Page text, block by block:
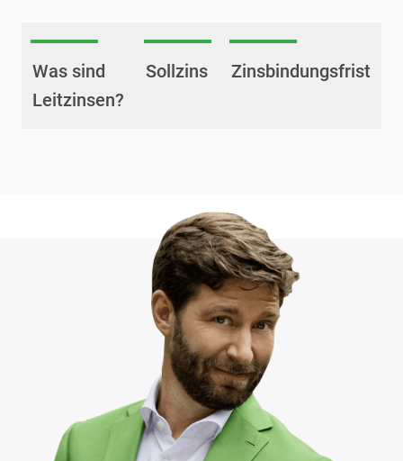
Was sind
Leitzinsen?
Sollzins Zinsbindungsfrist